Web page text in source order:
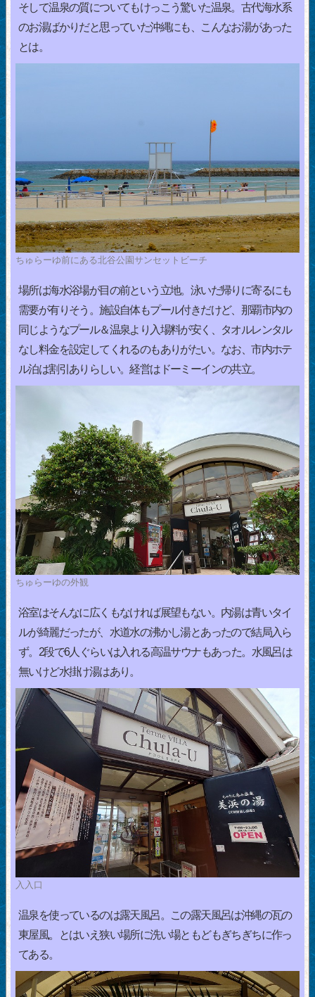
そして温泉の質についてもけっこう驚いた温泉。古代海水系
のお湯ばかりだと思っていた沖縄にも、こんなお湯があった
とは。
ちゅらーゆ前にある北谷公園サンセットビーチ
場所は海水浴場が目の前という立地。泳いだ帰りに寄るにも
需要が有りそう。施設自体もプール付きだけど、那覇市内の
同じようなプール＆温泉より入場料が安く、タオルレンタル
なし料金を設定してくれるのもありがたい。なお、市内ホテ
ル泊は割引ありらしい。経営はドーミーインの共立。
ちゅらーゆの外観
浴室はそんなに広くもなければ展望もない。内湯は青いタイ
ルが綺麗だったが、水道水の沸かし湯とあったので結局入ら
ず。2段で6人ぐらいは入れる高温サウナもあった。水風呂は
無いけど水掛け湯はあり。
入入口
温泉を使っているのは露天風呂。この露天風呂は沖縄の瓦の
東屋風。とはいえ狭い場所に洗い場ともどもぎちぎちに作っ
てある。